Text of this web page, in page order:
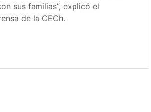
sus familias”, explicó el
de la CECh.